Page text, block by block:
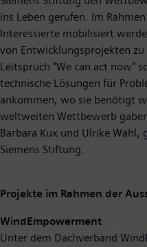
ins Leben gerufen. Im
Interessierte mobilisiert
von Entwicklungsprojekten
Leitspruch "We can act now"
technische Lösungen für
ankommen, wo sie benötigt
weltweiten Wettbewerb
Barbara Kux und Ulrike Wahl,
Siemens Stiftung.
Projekte im Rahmen der
WindEmpowerment
Unter dem Dachverband